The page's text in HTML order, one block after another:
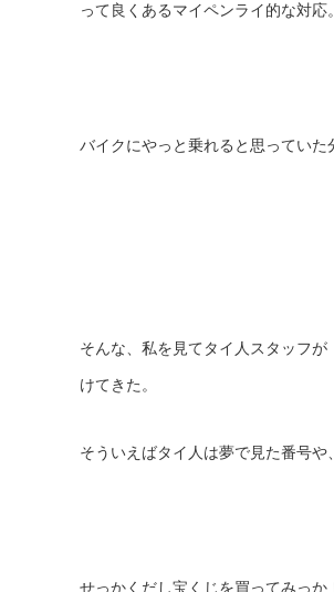
って良くあるマイペンライ的な対
バイクにやっと乗れると思っていた
そんな、私を見てタイ人スタッフ
けてきた。
そういえばタイ人は夢で見た番号や
せっかくだし宝くじを買ってみっか